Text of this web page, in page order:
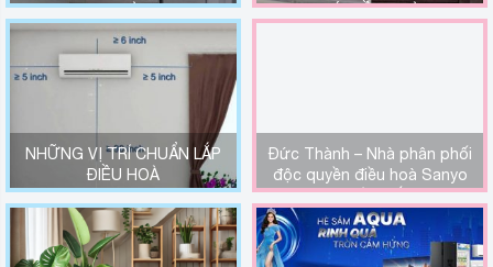
NHÀ
CÓ ĐIỀU HOÀ
NHỮNG VỊ TRÍ CHUẨN LẮP
ĐIỀU HOÀ
Đức Thành – Nhà phân phối
độc quyền điều hoà Sanyo
tại miền Bắc.